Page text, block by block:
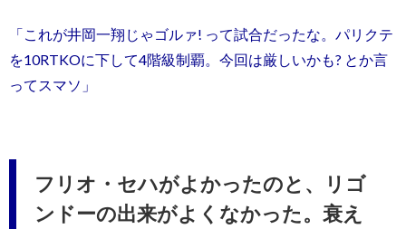
「これが井岡一翔じゃゴルァ! って試合だったな。パリクテ
を10RTKOに下して4階級制覇。今回は厳しいかも? とか言
ってスマソ」
フリオ・セハがよかったのと、リゴ
ンドーの出来がよくなかった。衰え